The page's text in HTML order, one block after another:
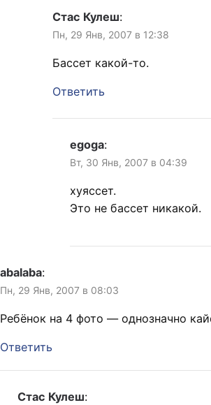
Стас Кулеш:
Пн, 29 Янв, 2007 в 12:38
Бассет какой-то.
Ответить
egoga:
Вт, 30 Янв, 2007 в 04:39
хуяссет.
Это не бассет никакой.
abalaba:
Пн, 29 Янв, 2007 в 08:03
Ребёнок на 4 фото — однозначно
Ответить
Стас Кулеш: